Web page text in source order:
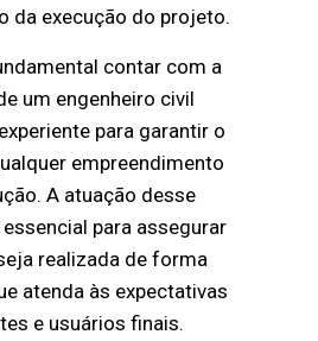
da execução do projeto.
contar com a
um engenheiro civil
para garantir o
empreendimento
A atuação desse
para assegurar
realizada de forma
atenda às expectativas
e usuários finais.